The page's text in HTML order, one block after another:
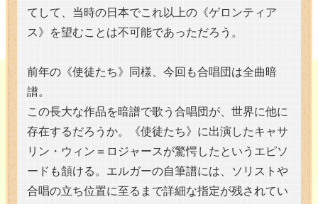
てして、当時の日本でこれ以上の《ゲロンティア
ス》を望むことは不可能であっただろう。
前年の《使徒たち》同様、今回も合唱団は全曲暗
譜。
この長大な作品を暗譜で歌う合唱団が、世界に他に
存在するだろうか。《使徒たち》に出演したキャサ
リン・ウィン＝ロジャースが驚愕したというエピソ
ードも頷ける。エルガーの自筆譜には、ソリストや
合唱の立ち位置に至るまで詳細な指定が残されてい